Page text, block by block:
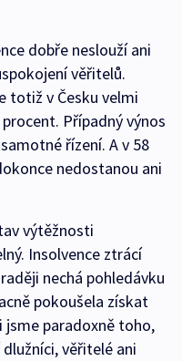
dobře neslouží ani
věřitelů.
totiž v Česku velmi
Případný výnos
řízení. A v 58
nedostanou ani
výtěžnosti
Insolvence ztrácí
nechá pohledávku
pokoušela získat
jsme paradoxně toho,
věřitelé ani